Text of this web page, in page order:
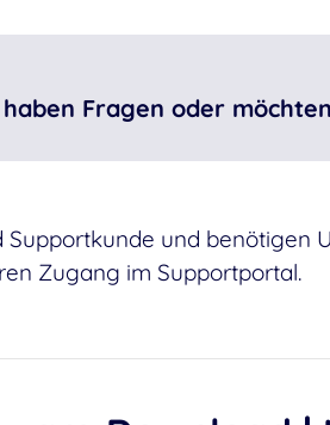
haben Fragen oder
Supportkunde und benötigen
Zugang im Supportportal.